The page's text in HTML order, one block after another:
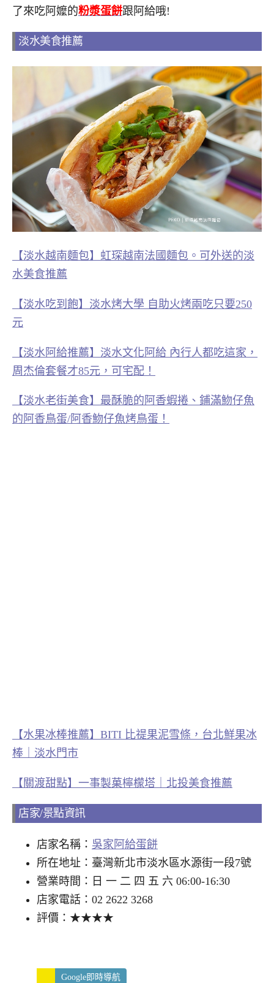
了來吃阿嬤的粉漿蛋餅跟阿給哦!
淡水美食推薦
【淡水越南麵包】虹琛越南法國麵包。可外送的淡
水美食推薦
【淡水吃到飽】淡水烤大學 自助火烤兩吃只要250
元
【淡水阿給推薦】淡水文化阿給 內行人都吃這家，
周杰倫套餐才85元，可宅配！
【淡水老街美食】最酥脆的阿香蝦捲、鋪滿魩仔魚
的阿香鳥蛋/阿香魩仔魚烤鳥蛋！
【水果冰棒推薦】BITI 比禔果泥雪條，台北鮮果冰
棒｜淡水門市
【關渡甜點】一事製菓檸檬塔｜北投美食推薦
店家/景點資訊
店家名稱： 吳家阿給蛋餅
所在地址：臺灣新北市淡水區水源街一段7號
營業時間：日 一 二 四 五 六 06:00-16:30
店家電話：02 2622 3268
評價：★★★★
Google即時導航